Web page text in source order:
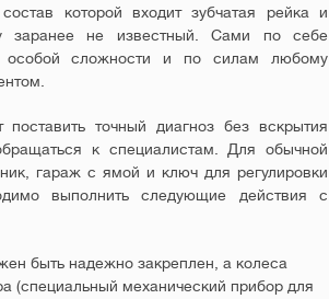
которой входит зубчатая рейка и
заранее не известный. Сами по себе
особой сложности и по силам любому
точный диагноз без вскрытия
к специалистам. Для обычной
гараж с ямой и ключ для регулировки
выполнить следующие действия с
быть надежно закреплен, а колеса
механический прибор для